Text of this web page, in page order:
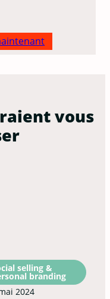
vous
selling &
branding
2024